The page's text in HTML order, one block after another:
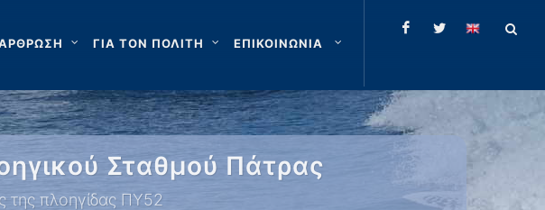
ΓΙΑ ΤΟΝ ΠΟΛΙΤΗ ΕΠΙΚΟΙΝΩΝΙΑ
Σταθμού Πάτρας
της πλοηγίδας ΠΥ52